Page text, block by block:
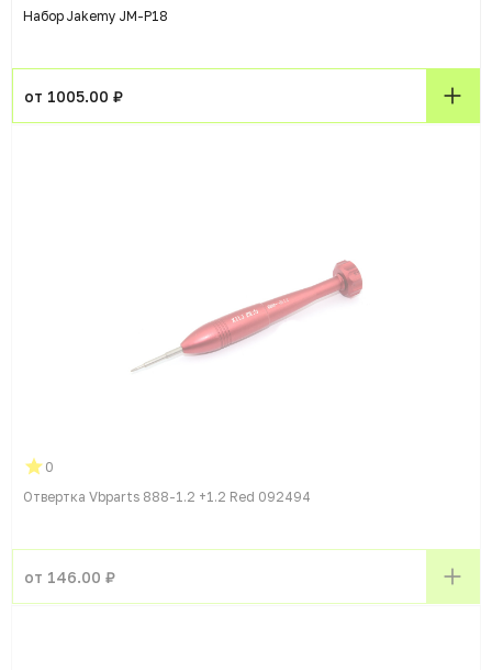
Набор Jakemy JM-P18
от 1005.00 ₽
0
Отвертка Vbparts 888-1.2 +1.2 Red 092494
от 146.00 ₽